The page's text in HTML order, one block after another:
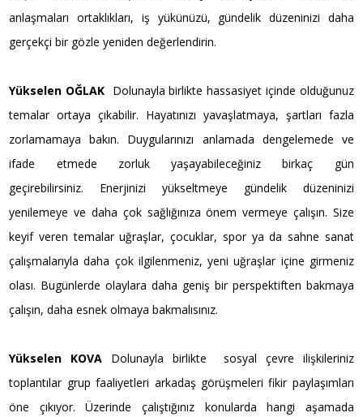
anlaşmaları ortaklıkları, iş yükünüzü, gündelik düzeninizi daha
gerçekçi bir gözle yeniden değerlendirin.
Yükselen OĞLAK Dolunayla birlikte hassasiyet içinde olduğunuz
temalar ortaya çıkabilir. Hayatınızı yavaşlatmaya, şartları fazla
zorlamamaya bakın. Duygularınızı anlamada dengelemede ve
ifade etmede zorluk yaşayabileceğiniz birkaç gün
geçirebilirsiniz. Enerjinizi yükseltmeye gündelik düzeninizi
yenilemeye ve daha çok sağlığınıza önem vermeye çalışın. Size
keyif veren temalar uğraşlar, çocuklar, spor ya da sahne sanat
çalışmalarıyla daha çok ilgilenmeniz, yeni uğraşlar içine girmeniz
olası. Bugünlerde olaylara daha geniş bir perspektiften bakmaya
çalışın, daha esnek olmaya bakmalısınız.
Yükselen KOVA Dolunayla birlikte sosyal çevre ilişkileriniz
toplantılar grup faaliyetleri arkadaş görüşmeleri fikir paylaşımları
öne çıkıyor. Üzerinde çalıştığınız konularda hangi aşamada